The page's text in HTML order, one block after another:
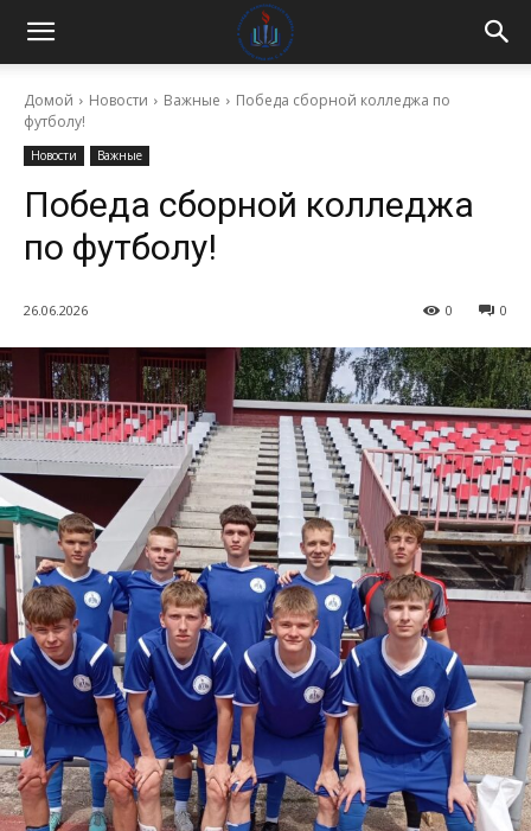
Домой Новости Важные
Победа сборной колледжа по
футболу!
Новости Важные
Победа сборной колледжа
по футболу!
26.06.2026 0
0